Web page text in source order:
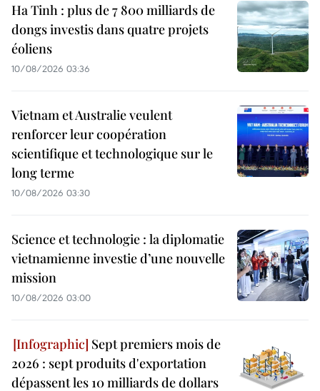
Ha Tinh : plus de 7 800 milliards de
dongs investis dans quatre projets
éoliens
10/08/2026 03:36
Vietnam et Australie veulent
renforcer leur coopération
scientifique et technologique sur le
long terme
10/08/2026 03:30
Science et technologie : la diplomatie
vietnamienne investie d’une nouvelle
mission
10/08/2026 03:00
Sept premiers mois de
2026 : sept produits d'exportation
dépassent les 10 milliards de dollars